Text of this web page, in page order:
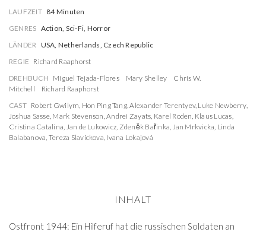
LAUFZEIT 84 Minuten
GENRES Action, Sci-Fi, Horror
LÄNDER USA, Netherlands, Czech Republic
REGIE Richard Raaphorst
DREHBUCH Miguel Tejada-Flores Mary Shelley
Chris W.
Mitchell
Richard Raaphorst
CAST Robert Gwilym, Hon Ping Tang,Alexander Terentyev, Luke Newberry,
Joshua Sasse, Mark Stevenson,Andrei Zayats, Karel Roden, Klaus Lucas,
Cristina Catalina, Jan de Lukowicz, Zdeněk Bařinka, Jan Mrkvicka, Linda
Balabanova, Tereza Slavickova, Ivana Lokajová
INHALT
Ostfront 1944: Ein Hilferuf hat die russischen Soldaten an